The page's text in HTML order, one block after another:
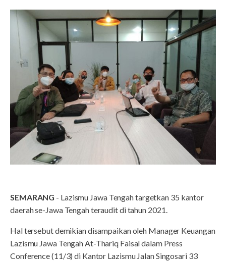
SEMARANG - Lazismu Jawa Tengah targetkan 35 kantor
daerah se-Jawa Tengah teraudit di tahun 2021.
Hal tersebut demikian disampaikan oleh Manager Keuangan
Lazismu Jawa Tengah At-Thariq Faisal dalam Press
Conference (11/3) di Kantor Lazismu Jalan Singosari 33